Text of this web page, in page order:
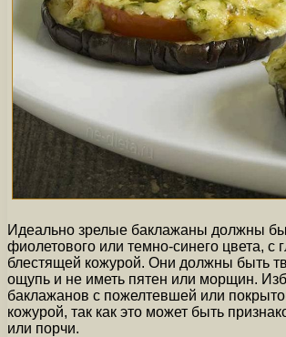
Идеально зрелые баклажаны должны
фиолетового или темно-синего цвета, с
блестящей кожурой. Они должны быть
ощупь и не иметь пятен или морщин.
баклажанов с пожелтевшей или
кожурой, так как это может быть
или порчи.